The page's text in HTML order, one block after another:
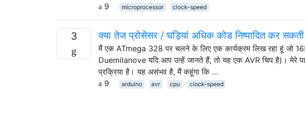
9
microprocessor clock-speed
3 क्या तेज प्रोसेसर / घड़ियां अधिक कोड निष्पादित कर
मैं एक ATmega 328 पर चलने के लिए एक कार्यक्रम लिख रहा हूं जो
Duemilanove यदि आप उन्हें जानते हैं, तो यह एक AVR चिप है)। मेरे
प्रक्रिया है। यह असंभव है, मैं कहूंगा कि …
9
arduino avr cpu clock-speed